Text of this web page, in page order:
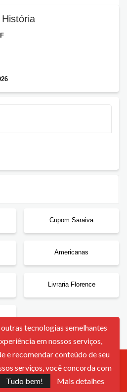
Cupom Saraiva
Americanas
Livraria Florence
De Cookies Termos De Uso
tecnologias semelhantes
em nossos serviços,
e recomendar conteúdo de seu
serviços, você concorda com
Tudo bem! Mais detalhes